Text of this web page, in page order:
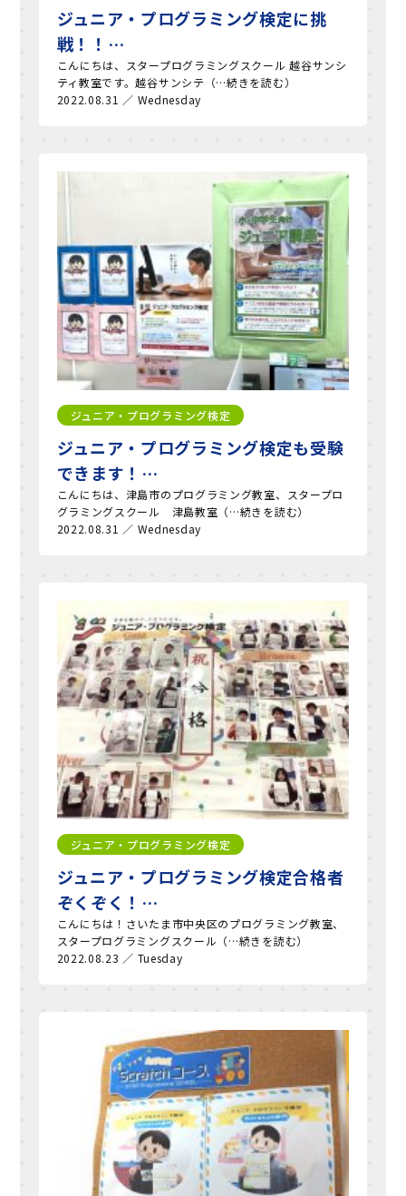
ジュニア・プログラミング検定に挑
戦！！…
こんにちは、スタープログラミングスクール 越谷サンシ
ティ教室です。越谷サンシテ（…続きを読む）
2022.08.31 ／ Wednesday
ジュニア・プログラミング検定
ジュニア・プログラミング検定も受験
できます！…
こんにちは、津島市のプログラミング教室、スタープロ
グラミングスクール 津島教室（…続きを読む）
2022.08.31 ／ Wednesday
ジュニア・プログラミング検定
ジュニア・プログラミング検定合格者
ぞくぞく！…
こんにちは！さいたま市中央区のプログラミング教室、
スタープログラミングスクール（…続きを読む）
2022.08.23 ／ Tuesday